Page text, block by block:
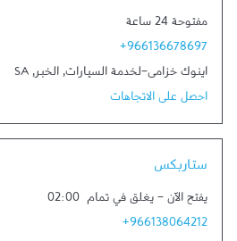
مفتوحة 24 ساعة
+966136678697
اينوك خزامى-لخدمة السيارات, الخبر,
SA
احصل على الاتجاهات
ستاربكس
يفتح الآن - يغلق في تمام 02:00
+966138064212